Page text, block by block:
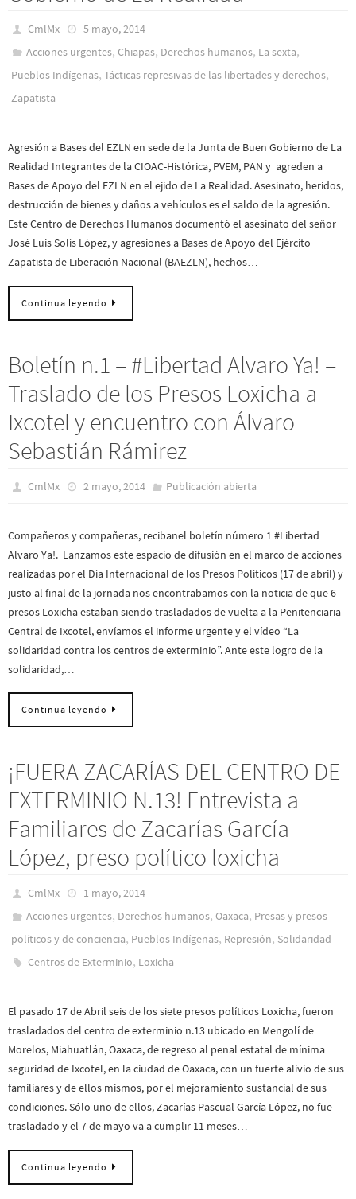
CmlMx
5 mayo, 2014
Acciones urgentes,Chiapas, Derechos humanos, La sexta,
Pueblos Indí­genas, Tácticas represivas de las libertades y derechos,
Zapatista
Agresión a Bases del EZLN en sede de la Junta de Buen Gobierno de La
Realidad Integrantes de la CIOAC-Histórica, PVEM, PAN y agreden a
Bases de Apoyo del EZLN en el ejido de La Realidad. Asesinato, heridos,
destrucción de bienes y daños a vehículos es el saldo de la agresión.
Este Centro de Derechos Humanos documentó el asesinato del señor
José Luis Solís López, y agresiones a Bases de Apoyo del Ejército
Zapatista de Liberación Nacional (BAEZLN), hechos…
Continua leyendo
Boletín n.1 – #Libertad Alvaro Ya! –
Traslado de los Presos Loxicha a
Ixcotel y encuentro con Álvaro
Sebastián Rámirez
CmlMx 2 mayo, 2014 Publicación abierta
Compañeros y compañeras, recibanel boletín número 1 #Libertad
Alvaro Ya!. Lanzamos este espacio de difusión en el marco de acciones
realizadas por el Día Internacional de los Presos Políticos (17 de abril) y
justo al final de la jornada nos encontrabamos con la noticia de que 6
presos Loxicha estaban siendo trasladados de vuelta a la Penitenciaria
Central de Ixcotel, envíamos el informe urgente y el vídeo “La
solidaridad contra los centros de exterminio”. Ante este logro de la
solidaridad,…
Continua leyendo
¡FUERA ZACARÍAS DEL CENTRO DE
EXTERMINIO N.13! Entrevista a
Familiares de Zacarías García
López, preso político loxicha
CmlMx
1 mayo, 2014
Acciones urgentes, Derechos humanos,Oaxaca, Presas y presos
polí­ticos y de conciencia, Pueblos Indí­genas, Represión, Solidaridad
Centros de Exterminio, Loxicha
El pasado 17 de Abril seis de los siete presos políticos Loxicha, fueron
trasladados del centro de exterminio n.13 ubicado en Mengolí de
Morelos, Miahuatlán, Oaxaca, de regreso al penal estatal de mínima
seguridad de Ixcotel, en la ciudad de Oaxaca, con un fuerte alivio de sus
familiares y de ellos mismos, por el mejoramiento sustancial de sus
condiciones. Sólo uno de ellos, Zacarías Pascual García López, no fue
trasladado y el 7 de mayo va a cumplir 11 meses…
Continua leyendo